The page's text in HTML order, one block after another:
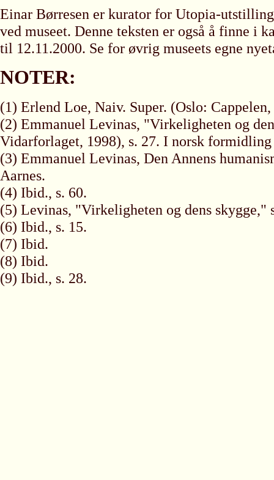
Einar Børresen er kurator for Utopia-
ved museet. Denne teksten er også å finne i
til 12.11.2000. Se for øvrig museets egne
NOTER:
(1) Erlend Loe, Naiv. Super. (Oslo:
(2) Emmanuel Levinas, "Virkeligheten og
Vidarforlaget, 1998), s. 27. I norsk
(3) Emmanuel Levinas, Den Annens
Aarnes.
(4) Ibid., s. 60.
(5) Levinas, "Virkeligheten og dens skygge,"
(6) Ibid., s. 15.
(7) Ibid.
(8) Ibid.
(9) Ibid., s. 28.